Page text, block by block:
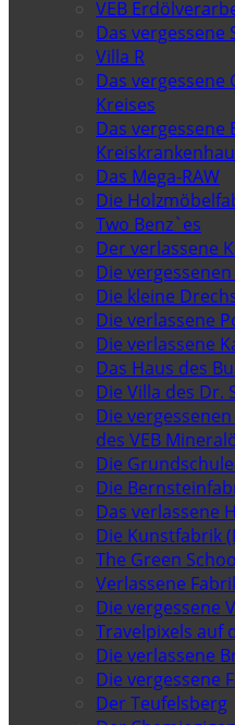
VEB
Das vergessene
Villa R
Das vergessene
Kreises
Das
Das Mega-RAW
Die
Two Benz`es
Der verlassene
Die
Die kleine
Die verlassene
Die verlassene
Das Haus des
Die Villa des Dr.
Die
des VEB
Die
Die
Das verlassene
Die Kunstfabrik
The Green
Verlassene
Die vergessene
Travelpixels auf
Die verlassene
Die vergessene
Der Teufelsberg